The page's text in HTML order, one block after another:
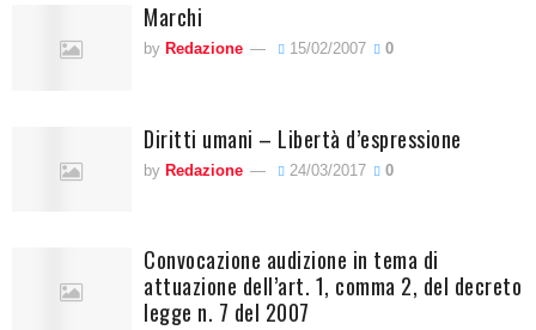
Marchi
by Redazione 15/02/2007 0
Diritti umani – Libertà d’espressione
by Redazione 24/03/2017 0
Convocazione audizione in tema di
attuazione dell’art. 1, comma 2, del decreto
legge n. 7 del 2007